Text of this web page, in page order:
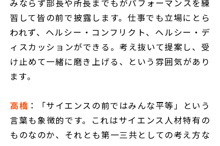
みならず部長や所長までもがパフォーマンスを練
習して皆の前で披露します。仕事でも立場にとら
われず、ヘルシー・コンフリクト、ヘルシー・デ
ィスカッションができる。考え抜いて提案し、受
け止めて一緒に磨き上げる、という雰囲気があり
ます。
高橋 ：「サイエンスの前ではみんな平等」という
言葉も象徴的です。これはサイエンス人材特有の
ものなのか、それとも第一三共としての考え方な